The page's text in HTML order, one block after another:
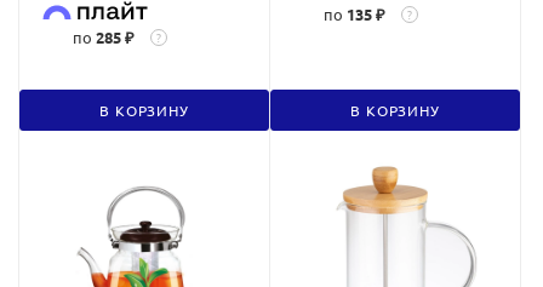
по 285 ₽ ?
В КОРЗИНУ
по 135 ₽ ?
В КОРЗИНУ